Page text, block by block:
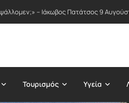
– Ιάκωβος Πατάτσος 9
Τουρισμός Υγεία